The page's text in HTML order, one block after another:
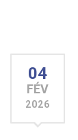
04
FÉV
2026